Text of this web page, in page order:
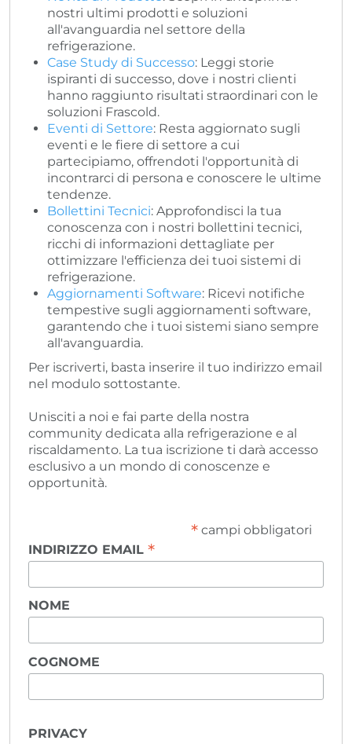
nostri ultimi prodotti e soluzioni
all'avanguardia nel settore della
refrigerazione.
Case Study di Successo: Leggi storie
ispiranti di successo, dove i nostri clienti
hanno raggiunto risultati straordinari con le
soluzioni Frascold.
Eventi di Settore: Resta aggiornato sugli
eventi e le fiere di settore a cui
partecipiamo, offrendoti l'opportunità di
incontrarci di persona e conoscere le ultime
tendenze.
Bollettini Tecnici: Approfondisci la tua
conoscenza con i nostri bollettini tecnici,
ricchi di informazioni dettagliate per
ottimizzare l'efficienza dei tuoi sistemi di
refrigerazione.
Aggiornamenti Software: Ricevi notifiche
tempestive sugli aggiornamenti software,
garantendo che i tuoi sistemi siano sempre
all'avanguardia.
Per iscriverti, basta inserire il tuo indirizzo email
nel modulo sottostante.
Unisciti a noi e fai parte della nostra
community dedicata alla refrigerazione e al
riscaldamento. La tua iscrizione ti darà accesso
esclusivo a un mondo di conoscenze e
opportunità.
*campi obbligatori
INDIRIZZO EMAIL *
NOME
COGNOME
PRIVACY